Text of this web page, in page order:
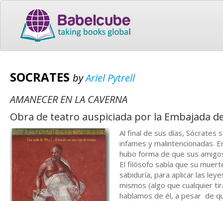
SOCRATES byAriel Pytrell
AMANECER EN LA CAVERNA
Obra de teatro auspiciada por la Embajada
Al final de sus días, Sócrates
infames y malintencionadas.
hubo forma de que sus
El filósofo sabía que su
sabiduría, para aplicar las
mismos (algo que cualquier
hablamos de él, a pesar de